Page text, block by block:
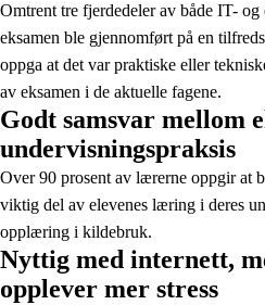
Omtrent tre fjerdedeler av både IT- og
eksamen ble gjennomført på en
oppga at det var praktiske eller
av eksamen i de aktuelle fagene.
Godt samsvar mellom
undervisningspraksis
Over 90 prosent av lærerne oppgir at
viktig del av elevenes læring i deres
opplæring i kildebruk.
Nyttig med internett,
opplever mer stress